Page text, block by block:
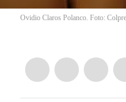
Ovidio Claros Polanco. Foto: